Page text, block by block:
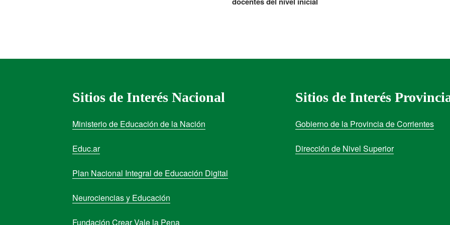
Sitios de Interés Nacional
Ministerio de Educación de la Nación
Educ.ar
Plan Nacional Integral de Educación Digital
Neurociencias y Educación
Fundación Crear Vale la Pena
Sitios de Interés
Gobierno de la Provincia de Corrientes
Dirección de Nivel Superior